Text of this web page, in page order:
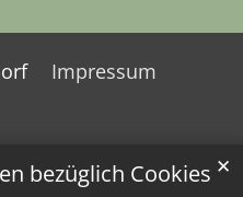
bezüglich Cookies ✕
Impressum